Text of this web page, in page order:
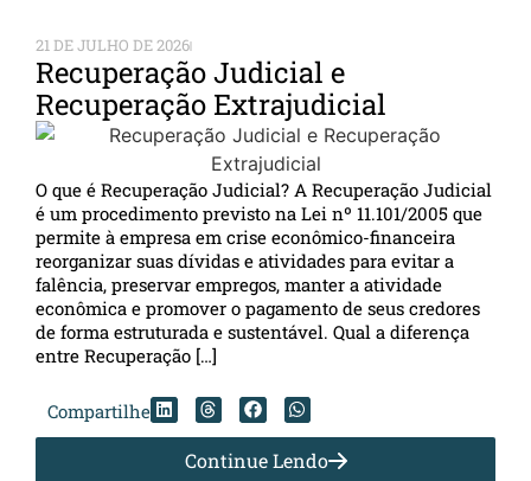
21 DE JULHO DE 2026
Recuperação Judicial e
Recuperação Extrajudicial
O que é Recuperação Judicial? A Recuperação Judicial
é um procedimento previsto na Lei nº 11.101/2005 que
permite à empresa em crise econômico-financeira
reorganizar suas dívidas e atividades para evitar a
falência, preservar empregos, manter a atividade
econômica e promover o pagamento de seus credores
de forma estruturada e sustentável. Qual a diferença
entre Recuperação […]
Compartilhe
Continue Lendo